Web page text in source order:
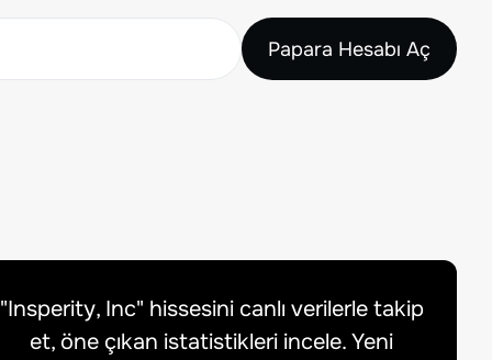
Papara Hesabı Aç
"Insperity, Inc" hissesini canlı verilerle takip
et, öne çıkan istatistikleri incele. Yeni